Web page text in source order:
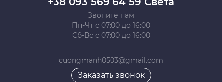
Звоните нам
Пн-Чт с 07:00 до 16:00
Сб-Вс с 07:00 до 16:00
cuongmanh0503@gmail.com
Заказать звонок